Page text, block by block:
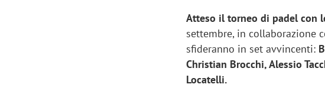
Atteso il torneo di padel con
settembre, in collaborazione
sfideranno in set avvincenti:
Christian Brocchi, Alessio
Locatelli.